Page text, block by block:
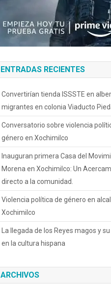
ENTRADAS RECIENTES
Convertirían tienda ISSSTE en
migrantes en colonia Viaducto
Conversatorio sobre violencia
género en Xochimilco
Inauguran primera Casa del
Morena en Xochimilco: Un
directo a la comunidad.
Violencia política de género en
Xochimilco
La llegada de los Reyes magos y
en la cultura hispana
ARCHIVOS